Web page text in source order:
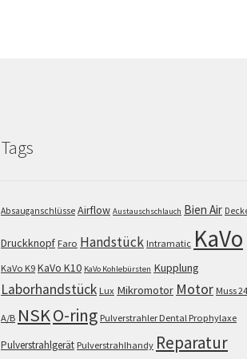
Tags
Absauganschlüsse Airflow Austauschschlauch Bien Air
Druckknopf Faro Handstück Intramatic KaVo
KaVo K9 KaVo K10 KaVo Kohlebürsten Kupplung
Laborhandstück Lux Mikromotor Motor Muss
A/B NSKO-ring Pulverstrahler Dental Prophylaxe
Pulverstrahlgerät Pulverstrahlhandy Reparatur